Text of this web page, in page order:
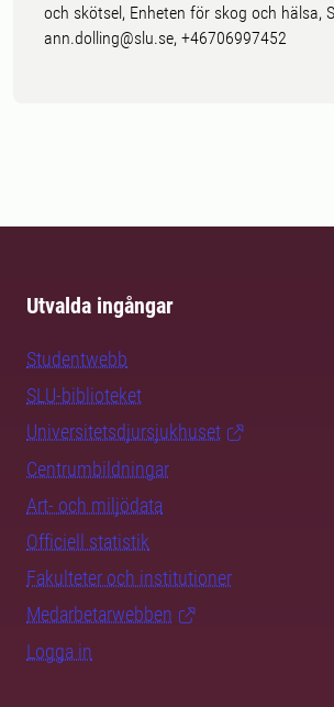
och skötsel, Enheten för skog och hälsa,
ann.dolling@slu.se, +46706997452
Utvalda ingångar
Studentwebb
SLU-biblioteket
Universitetsdjursjukhuset
Centrumbildningar
Art- och miljödata
Officiell statistik
Fakulteter och institutioner
Medarbetarwebben
Logga in